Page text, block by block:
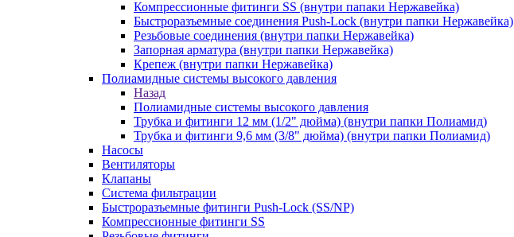
Компрессионные фитинги SS (внутри папаки Нержавейка)
Быстроразъемные соединения Push-Lock (внутри папки Нержавейка)
Резьбовые соединения (внутри папки Нержавейка)
Запорная арматура (внутри папки Нержавейка)
Крепеж (внутри папки Нержавейка)
Полиамидные системы высокого давления
Назад
Полиамидные системы высокого давления
Трубка и фитинги 12 мм (1/2" дюйма) (внутри папки Полиамид)
Трубка и фитинги 9,6 мм (3/8" дюйма) (внутри папки Полиамид)
Насосы
Вентиляторы
Клапаны
Система фильтрации
Быстроразъемные фитинги Push-Lock (SS/NP)
Компрессионные фитинги SS